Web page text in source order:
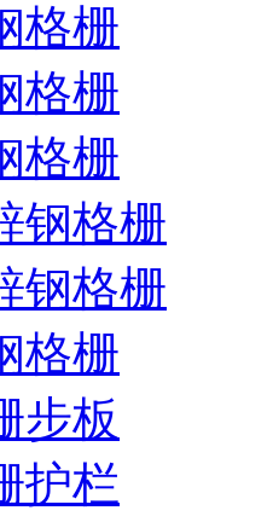
格栅
格栅
格栅
钢格栅
钢格栅
格栅
步板
护栏